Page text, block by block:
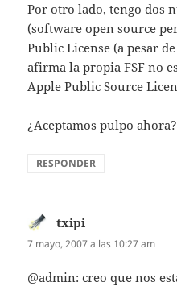
Por otro lado, tengo dos
(software open source
Public License (a pesar
afirma la propia FSF no
Apple Public Source
¿Aceptamos pulpo ahora?
RESPONDER
txipi
7 mayo, 2007 a las 10:27 am
@admin: creo que nos